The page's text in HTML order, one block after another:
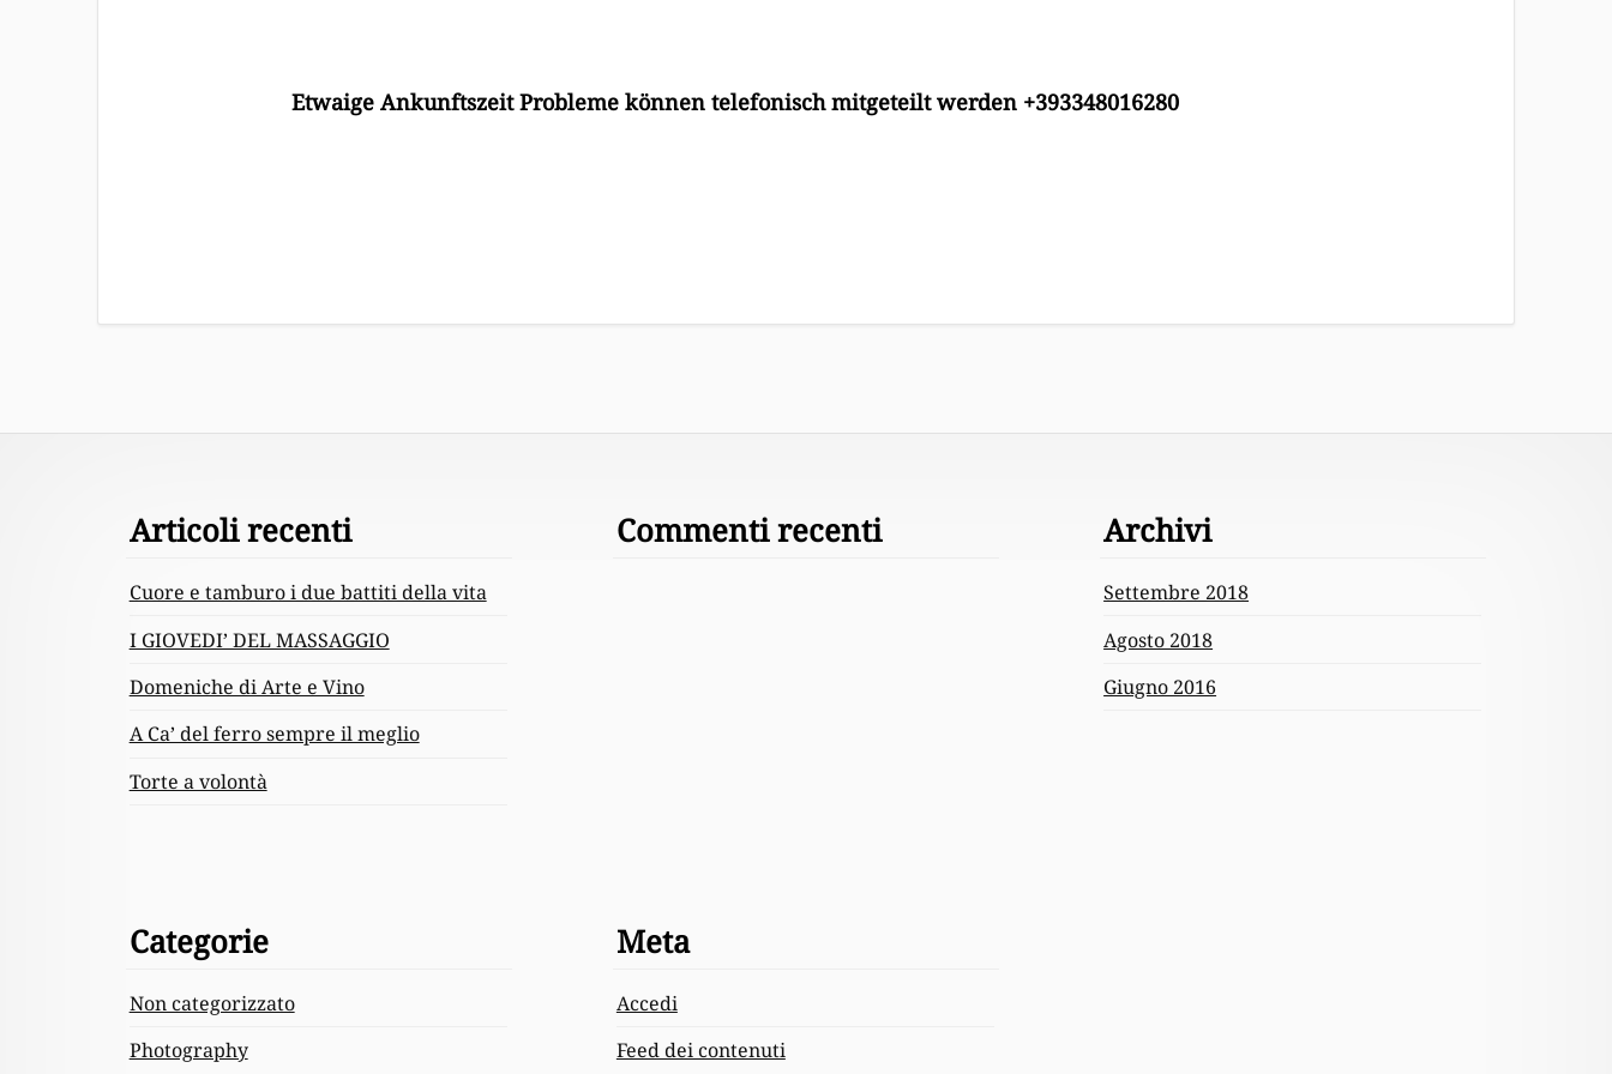
Etwaige Ankunftszeit Probleme können telefonisch mitgeteilt werden +393348016280
Articoli recenti
Cuore e tamburo i due battiti della vita
I GIOVEDI’ DEL MASSAGGIO
Domeniche di Arte e Vino
A Ca’ del ferro sempre il meglio
Torte a volontà
Commenti recenti Archivi
Settembre 2018
Agosto 2018
Giugno 2016
Categorie
Non categorizzato
Photography
Meta
Accedi
Feed dei contenuti